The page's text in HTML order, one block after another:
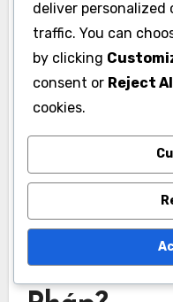
Các tổ
nào quản
deliver
traffic. You can
by clicking
consent or Reject
cookies.